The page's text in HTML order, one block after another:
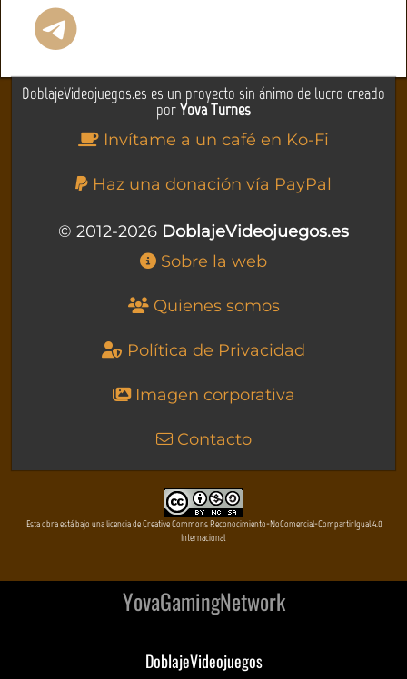
DoblajeVideojuegos.es es un proyecto sin ánimo de lucro creado
porYova Turnes
Invítame a un café en Ko-Fi
Haz una donación vía PayPal
© 2012-2026 DoblajeVideojuegos.es
Sobre la web
Quienes somos
Política de Privacidad
Imagen corporativa
Contacto
Esta obra está bajo una licencia de Creative Commons Reconocimiento-NoComercial-CompartirIgual 4.0
Internacional
YovaGamingNetwork
DoblajeVideojuegos